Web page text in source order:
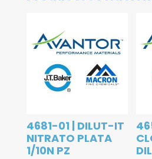
4681-01 | DILUT-IT
NITRATO PLATA
1/10N PZ